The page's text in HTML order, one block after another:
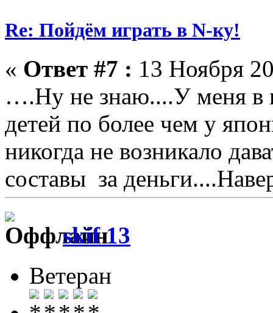
Re: Пойдём играть в N-ку!
« Ответ #7 : 13 Ноября
….Ну не знаю....У меня в
детей по более чем у
никогда не возникало
составы за
skif 13
Ветеран